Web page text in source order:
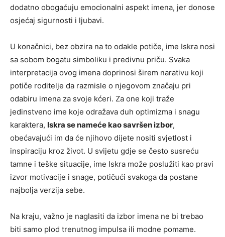
dodatno obogaćuju emocionalni aspekt imena, jer donose
osjećaj sigurnosti i ljubavi.
U konačnici, bez obzira na to odakle potiče, ime Iskra nosi
sa sobom bogatu simboliku i predivnu priču. Svaka
interpretacija ovog imena doprinosi širem narativu koji
potiče roditelje da razmisle o njegovom značaju pri
odabiru imena za svoje kćeri. Za one koji traže
jedinstveno ime koje odražava duh optimizma i snagu
karaktera, Iskra se nameće kao savršen izbor,
obećavajući im da će njihovo dijete nositi svjetlost i
inspiraciju kroz život. U svijetu gdje se često susreću
tamne i teške situacije, ime Iskra može poslužiti kao pravi
izvor motivacije i snage, potičući svakoga da postane
najbolja verzija sebe.
Na kraju, važno je naglasiti da izbor imena ne bi trebao
biti samo plod trenutnog impulsa ili modne pomame.